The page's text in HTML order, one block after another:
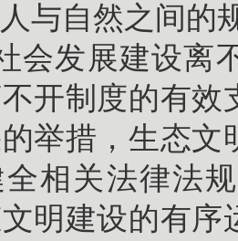
与自然之间的
会发展建设离
开制度的有
举措，生态文
相关法律法
明建设的有